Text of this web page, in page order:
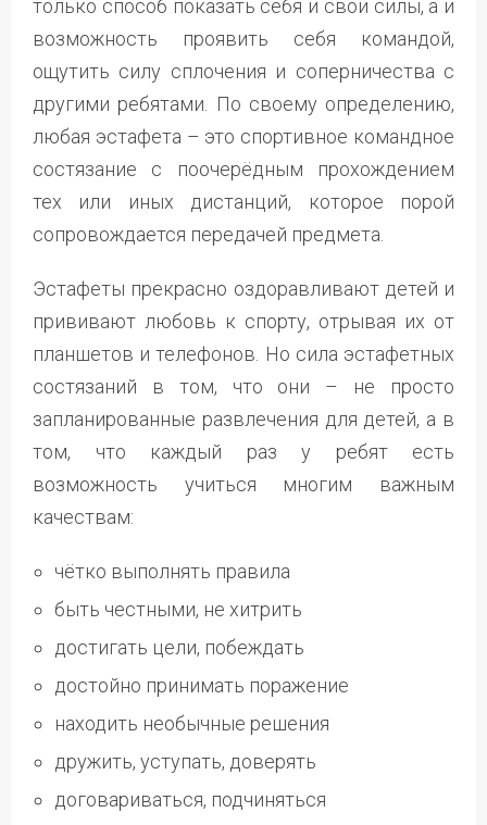
только способ показать себя и свои силы, а и
возможность проявить себя командой,
ощутить силу сплочения и соперничества с
другими ребятами. По своему определению,
любая эстафета – это спортивное командное
состязание с поочерёдным прохождением
тех или иных дистанций, которое порой
сопровождается передачей предмета.
Эстафеты прекрасно оздоравливают детей и
прививают любовь к спорту, отрывая их от
планшетов и телефонов. Но сила эстафетных
состязаний в том, что они – не просто
запланированные развлечения для детей, а в
том, что каждый раз у ребят есть
возможность учиться многим важным
качествам:
чётко выполнять правила
быть честными, не хитрить
достигать цели, побеждать
достойно принимать поражение
находить необычные решения
дружить, уступать, доверять
договариваться, подчиняться